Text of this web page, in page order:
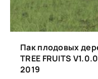
Пак плодовых
TREE FRUITS
2019